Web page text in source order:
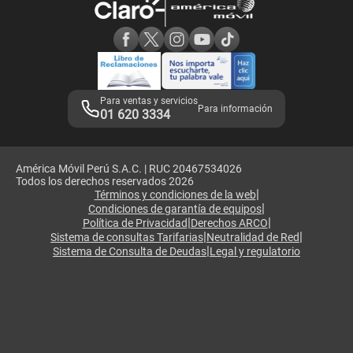
Adquirientes iPhone 6, 6S y SE
Mensaje de Seguridad
Términos y Condiciones de Tienda Claro
Libro de Reclamaciones
Legales de marketplace
Para ventas y servicios
01 620 3334 Para información
América Móvil Perú S.A.C. | RUC 20467534026
Todos los derechos reservados 2026
Términos y condiciones de la web|
Condiciones de garantía de equipos|
Política de Privacidad|Derechos ARCO|
Sistema de consultas Tarifarias|Neutralidad de Red|
Sistema de Consulta de Deudas|Legal y regulatorio